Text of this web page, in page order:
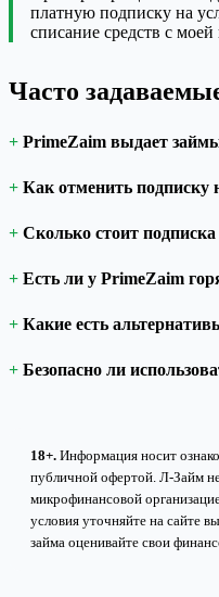
платную подписку на
списание средств с
Часто
PrimeZaim выдает
Как отменить подписку
Сколько стоит
Есть ли у PrimeZaim
Какие есть
Безопасно ли
18+. Информация носит
публичной офертой. Л-Займ
микрофинансовой
условия уточняйте на
займа оценивайте свои